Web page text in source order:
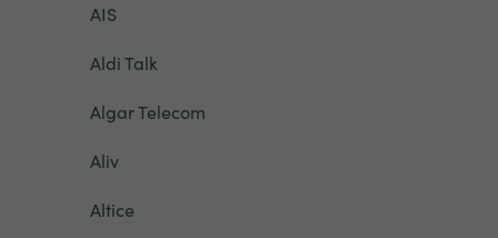
AIS
Aldi Talk
Algar Telecom
Aliv
Altice